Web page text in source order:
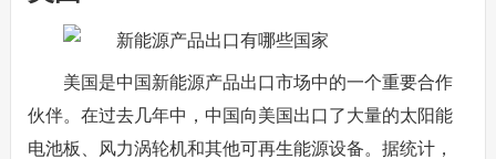
美国是中国新能源产品出口市场中的一个重要合作
伙伴。在过去几年中，中国向美国出口了大量的太阳能
电池板、风力涡轮机和其他可再生能源设备。据统计，